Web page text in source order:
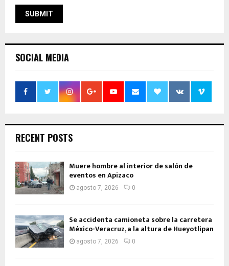
SOCIAL MEDIA
RECENT POSTS
Muere hombre al interior de salón de
eventos en Apizaco
agosto 7, 2026 0
Se accidenta camioneta sobre la carretera
México-Veracruz, a la altura de Hueyotlipan
agosto 7, 2026 0